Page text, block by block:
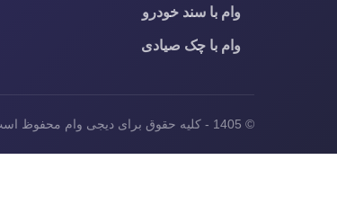
وام با سند خودرو
وام با چک صیادی
© 1405 - کلیه حقوق برای دیجی وام محفوظ است. هرگونه استفاده از محتوای این سایت بدون ذکر منبع، غیرمجاز بوده و پیگرد قانونی دارد.